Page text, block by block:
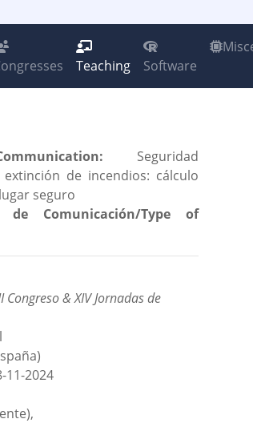
Teaching Software
Seguridad
de incendios: cálculo
seguro
de Comunicación/Type of
Congreso & XIV Jornadas de
11-2024